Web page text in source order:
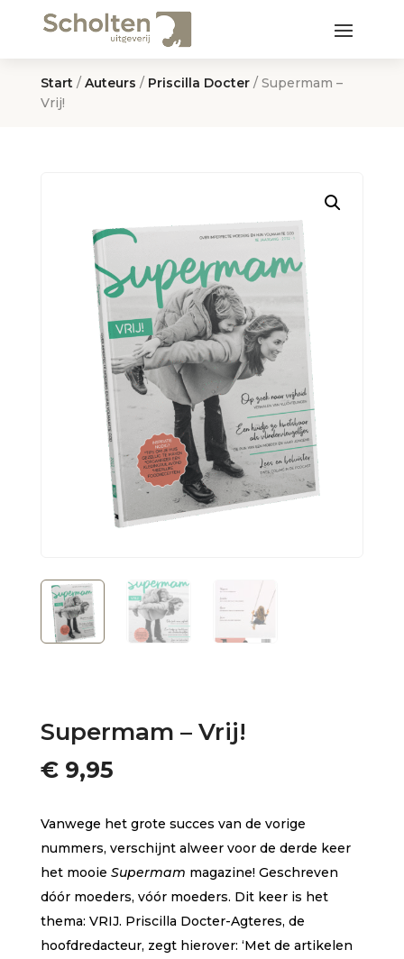
Start / Auteurs / Priscilla Docter/ Supermam –
Vrij!
Supermam – Vrij!
€9,95
Vanwege het grote succes van de vorige
nummers, verschijnt alweer voor de derde keer
het mooie Supermam magazine! Geschreven
dóór moeders, vóór moeders. Dit keer is het
thema: VRIJ. Priscilla Docter-Agteres, de
hoofdredacteur, zegt hierover: ‘Met de artikelen